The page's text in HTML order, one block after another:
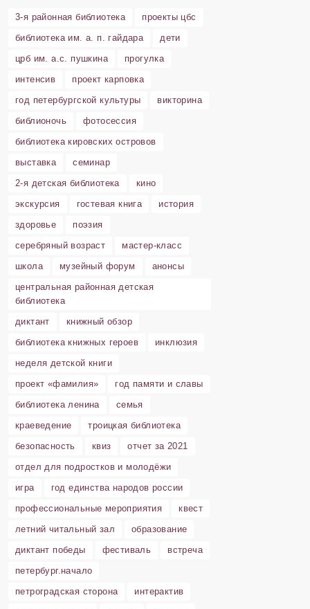
3-я районная библиотека
проекты цбс
библиотека им. а. п. гайдара
дети
црб им. а.с. пушкина
прогулка
интенсив
проект карповка
год петербургской культуры
викторина
библионочь
фотосессия
библиотека кировских островов
выставка
семинар
2-я детская библиотека
кино
экскурсия
гостевая книга
история
здоровье
поэзия
серебряный возраст
мастер-класс
школа
музейный форум
анонсы
центральная районная детская
библиотека
диктант
книжный обзор
библиотека книжных героев
инклюзия
неделя детской книги
проект «фамилия»
год памяти и славы
библиотека ленина
семья
краеведение
троицкая библиотека
безопасность
квиз
отчет за 2021
отдел для подростков и молодёжи
игра
год единства народов россии
профессиональные мероприятия
квест
летний читальный зал
образование
диктант победы
фестиваль
встреча
петербург.начало
петроградская сторона
интерактив